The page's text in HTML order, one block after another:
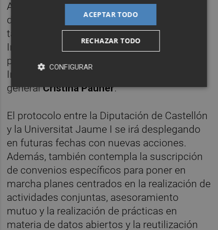
Además del personal investigador y la
diputada provincial de Transparencia,
también han asistido el jefe del servicio de
Innovación de la Diputación, Borja Colón
por parte de la universidad el vicerrector de
Investigación,
generalCristina Pauner.
El protocolo entre la Diputación de Castellón
y la Universitat Jaume I se irá desplegando
en futuras fechas con nuevas acciones.
Además, también contempla la suscripción
de convenios específicos para poner en
marcha planes centrados en la realización de
actividades conjuntas, asesoramiento
mutuo y la realización de prácticas en
materia de datos abiertos y la reutilización
ACEPTAR TODO
RECHAZAR TODO
CONFIGURAR